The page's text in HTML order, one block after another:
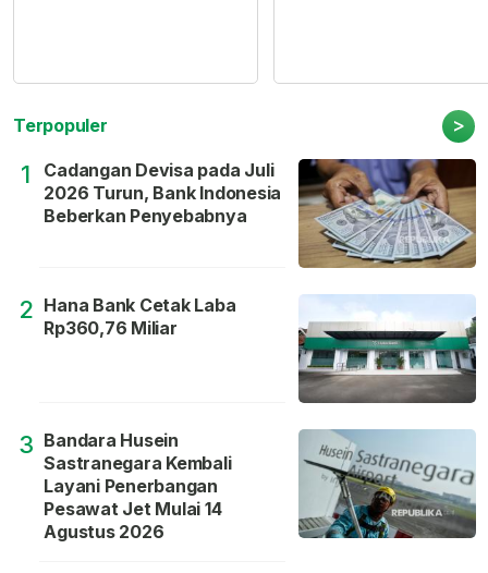
Terpopuler >
1
Cadangan Devisa pada Juli
2026 Turun, Bank Indonesia
Beberkan Penyebabnya
2 Hana Bank Cetak Laba
Rp360,76 Miliar
3 Bandara Husein
Sastranegara Kembali
Layani Penerbangan
Pesawat Jet Mulai 14
Agustus 2026